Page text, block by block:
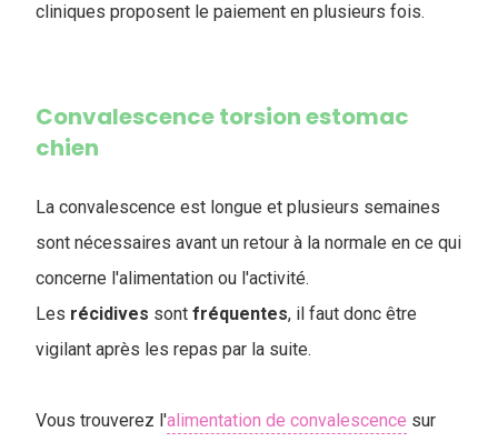
cliniques proposent le paiement en plusieurs fois.
Convalescence torsion estomac
chien
La convalescence est longue et plusieurs semaines
sont nécessaires avant un retour à la normale en ce qui
concerne l'alimentation ou l'activité.
Les récidives sont fréquentes, il faut donc être
vigilant après les repas par la suite.
Vous trouverez l'alimentation de convalescence sur